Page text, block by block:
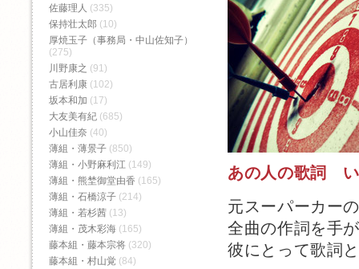
あの人の歌詞
元スーパーカー
全曲の作詞を手
彼にとって歌詞
佐藤理人 (335)
保持壮太郎 (10)
厚焼玉子（事務局・中山佐知子）
(275)
川野康之 (91)
古居利康 (102)
坂本和加 (17)
大友美有紀 (685)
小山佳奈 (40)
薄組・薄景子 (850)
薄組・小野麻利江 (149)
薄組・熊埜御堂由香 (165)
薄組・石橋涼子 (214)
薄組・若杉茜 (13)
薄組・茂木彩海 (165)
藤本組・藤本宗将 (320)
藤本組・村山覚 (84)